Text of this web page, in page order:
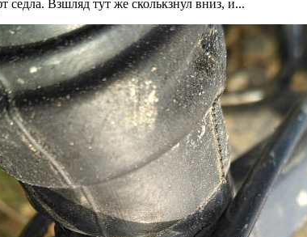
Взшляд тут же сколькзнул вниз, и...